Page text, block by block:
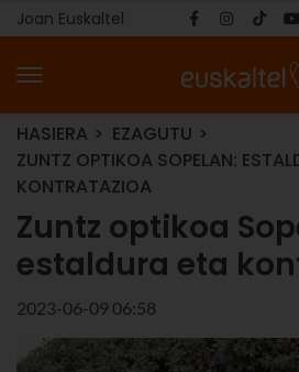
Joan Euskaltel
HASIERA
EZAGUTU
ZUNTZ OPTIKOA SOPELAN:
KONTRATAZIOA
Zuntz optikoa
estaldura eta
2023-06-09 06:58